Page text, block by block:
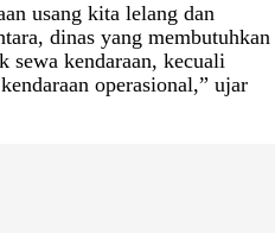
usang kita lelang dan
dinas yang membutuhkan
sewa kendaraan, kecuali
operasional,” ujar